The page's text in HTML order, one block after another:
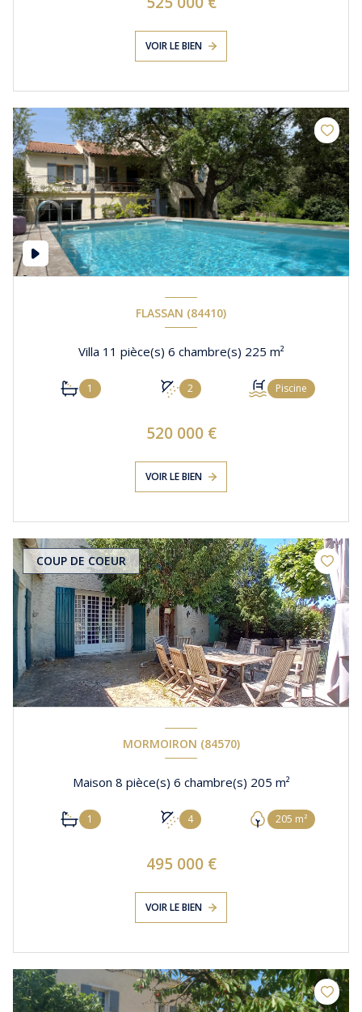
VOIR LE BIEN
FLASSAN (84410)
Villa 11 pièce(s) 6 chambre(s) 225 m²
1 2 Piscine
520 000 €
VOIR LE BIEN
COUP DE COEUR
MORMOIRON (84570)
Maison 8 pièce(s) 6 chambre(s) 205 m²
1 4 205 m²
495 000 €
VOIR LE BIEN